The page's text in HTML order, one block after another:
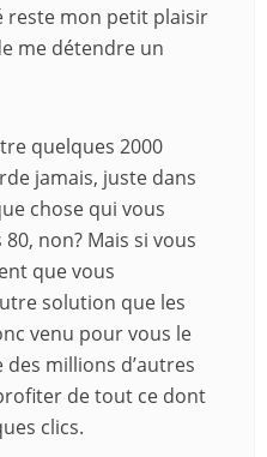
reste mon petit plaisir
me détendre un
quelques 2000
jamais, juste dans
chose qui vous
non? Mais si vous
que vous
solution que les
venu pour vous le
millions d’autres
de tout ce dont
clics.